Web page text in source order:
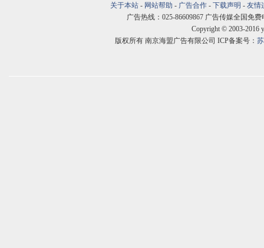
关于本站 - 网站帮助 - 广告合作 - 下载声明 - 友情
广告热线：025-86609867 广告传媒全国免费
Copyright © 2003-2016
版权所有 南京海盟广告有限公司 ICP备案号：